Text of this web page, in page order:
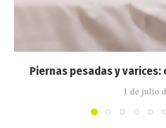
Piernas pesadas y
1 de julio